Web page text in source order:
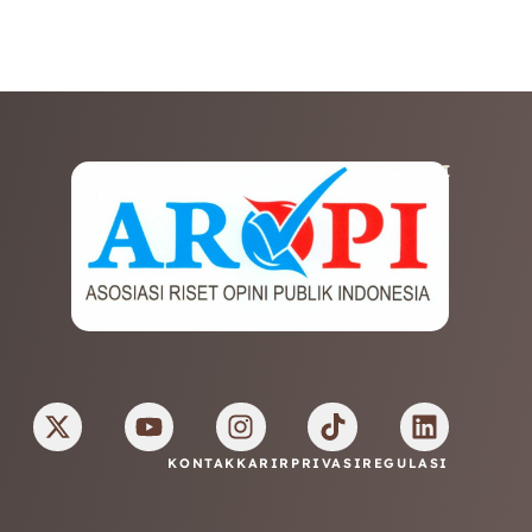
AFILIASI
KONTAK KARIR PRIVASI REGULASI